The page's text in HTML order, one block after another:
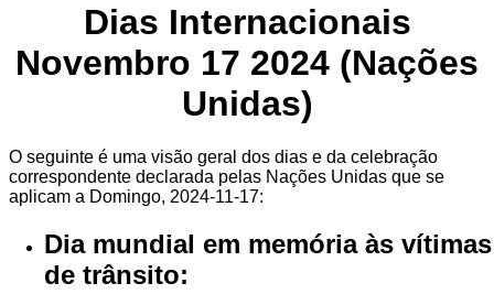
Dias Internacionais
Novembro 17 2024 (Nações
Unidas)
O seguinte é uma visão geral dos dias e da celebração
correspondente declarada pelas Nações Unidas que se
aplicam a Domingo, 2024-11-17:
Dia mundial em memória às vítimas
de trânsito: